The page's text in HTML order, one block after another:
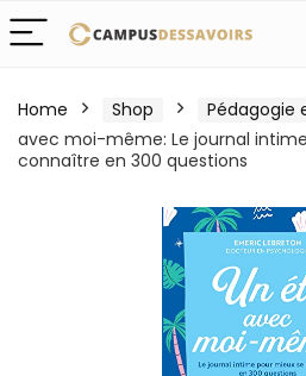
Home Shop Pédagogie
avec moi-même: Le journal
connaître en 300 questions